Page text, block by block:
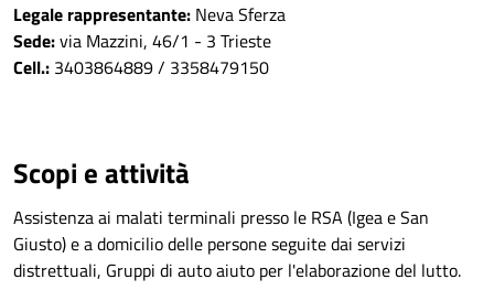
Legale rappresentante: Neva Sferza
Sede:via Mazzini, 46/1 - 3 Trieste
Cell.: 3403864889 / 3358479150
Scopi e attività
Assistenza ai malati terminali presso le RSA (Igea e San
Giusto) e a domicilio delle persone seguite dai servizi
distrettuali, Gruppi di auto aiuto per l'elaborazione del lutto.